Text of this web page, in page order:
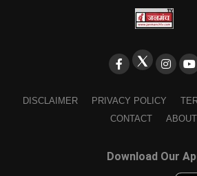
DISCLAIMER PRIVACY POLICY
CONTACT
Download Our